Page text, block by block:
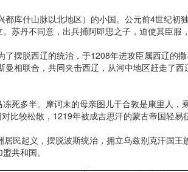
什山脉以北地区）的小国。公元前4世纪初
丹不同意，出兵捕阿即思之子，迫使其臣服
脱西辽的统治，于1208年进攻臣属西辽的
相联合，共同夹击西辽，从河中地区赶走了
多半。摩诃末的母亲图儿干合敦是康里人，
较松散，1219年被成吉思汗的蒙古帝国轻易
起义，摆脱波斯统治，拥立乌兹别克汗国
共和国。